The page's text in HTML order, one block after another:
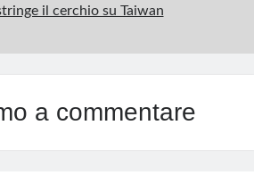
il cerchio su Taiwan
a commentare